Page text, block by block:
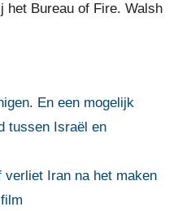
het Bureau of Fire. Walsh
En een mogelijk
tussen Israël en
verliet Iran na het maken